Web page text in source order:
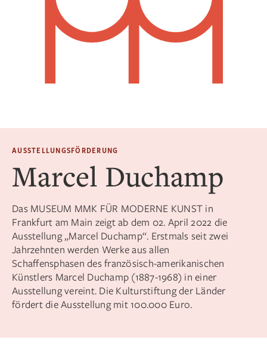
AUSSTELLUNGSFÖRDERUNG
Marcel Duchamp
Das MUSEUM MMK FÜR MODERNE KUNST in
Frankfurt am Main zeigt ab dem 02. April 2022 die
Ausstellung „Marcel Duchamp“. Erstmals seit zwei
Jahrzehnten werden Werke aus allen
Schaffensphasen des französisch-amerikanischen
Künstlers Marcel Duchamp (1887-1968) in einer
Ausstellung vereint. Die Kulturstiftung der Länder
fördert die Ausstellung mit 100.000 Euro.